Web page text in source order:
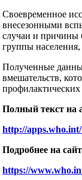
Своевременное
внесезонными
случаи и причины
группы
Полученные
вмешательств,
профилактических
Полный текст на
http://
Подробнее на
https://